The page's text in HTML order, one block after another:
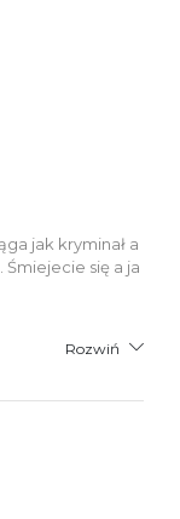
jak kryminał a
się a ja
Rozwiń